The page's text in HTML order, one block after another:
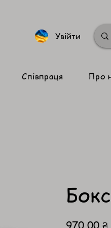
Увійти
Співпраця Про
970,00 ₴